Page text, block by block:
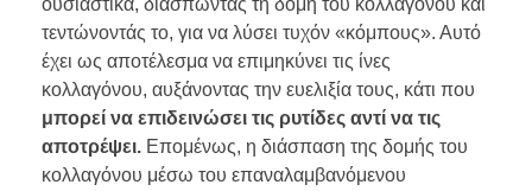
τεντώνοντάς το, για να λύσει τυχόν «κόμπους». Αυτό
έχει ως αποτέλεσμα να επιμηκύνει τις ίνες
κολλαγόνου, αυξάνοντας την ευελιξία τους, κάτι που
μπορεί να επιδεινώσει τις ρυτίδες αντί να τις
αποτρέψει. Επομένως, η διάσπαση της δομής του
κολλαγόνου μέσω του επαναλαμβανόμενου